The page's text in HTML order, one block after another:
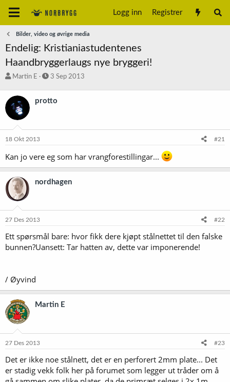
Logg inn Registrer
Bilder, video og øvrige media
Endelig: Kristianiastudentenes
Haandbryggerlaugs nye bryggeri!
T
å
d
a
r
e
r
Martin E
S
r
a
3 Sep 2013
protto
18 Okt 2013 #21
Kan jo vere eg som har vrangforestillingar...
nordhagen
27 Des 2013 #22
Ett spørsmål bare: hvor fikk dere kjøpt stålnettet til den falske
bunnen?Uansett: Tar hatten av, dette var imponerende!
/ Øyvind
Martin E
27 Des 2013 #23
Det er ikke noe stålnett, det er en perforert 2mm plate... Det
er stadig vekk folk her på forumet som legger ut tråder om å